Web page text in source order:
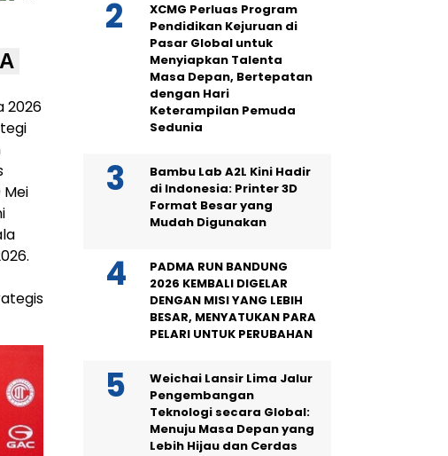
A
2026
Mei
XCMG Perluas Program
Pendidikan Kejuruan di
Pasar Global untuk
Menyiapkan Talenta
Masa Depan, Bertepatan
dengan Hari
Keterampilan Pemuda
Sedunia
Bambu Lab A2L Kini Hadir
di Indonesia: Printer 3D
Format Besar yang
Mudah Digunakan
PADMA RUN BANDUNG
2026 KEMBALI DIGELAR
DENGAN MISI YANG LEBIH
BESAR, MENYATUKAN PARA
PELARI UNTUK PERUBAHAN
Weichai Lansir Lima Jalur
Pengembangan
Teknologi secara Global:
Menuju Masa Depan yang
Lebih Hijau dan Cerdas